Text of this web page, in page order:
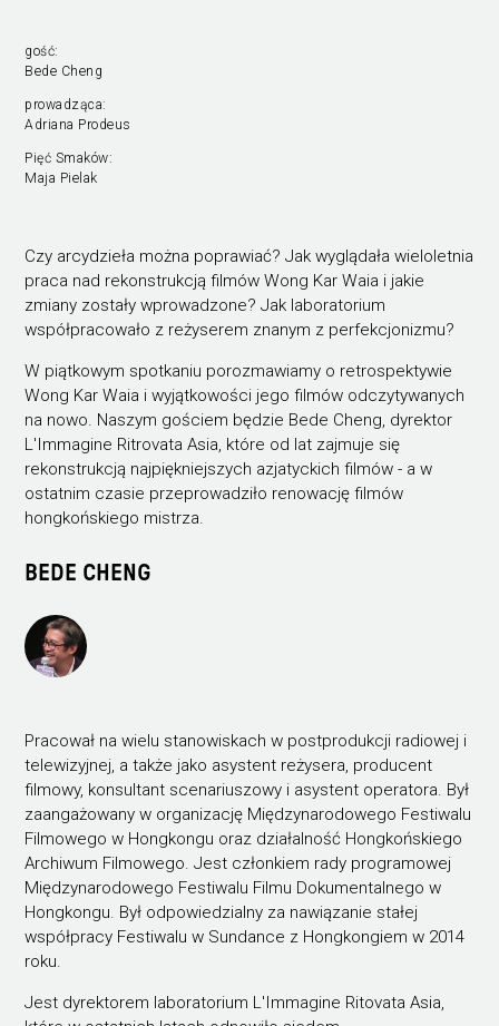
gość:
Bede Cheng
prowadząca:
Adriana Prodeus
Pięć Smaków:
Maja Pielak
Czy arcydzieła można poprawiać? Jak wyglądała wieloletnia
praca nad rekonstrukcją filmów Wong Kar Waia i jakie
zmiany zostały wprowadzone? Jak laboratorium
współpracowało z reżyserem znanym z perfekcjonizmu?
W piątkowym spotkaniu porozmawiamy o retrospektywie
Wong Kar Waia i wyjątkowości jego filmów odczytywanych
na nowo. Naszym gościem będzie Bede Cheng, dyrektor
L'Immagine Ritrovata Asia, które od lat zajmuje się
rekonstrukcją najpiękniejszych azjatyckich filmów - a w
ostatnim czasie przeprowadziło renowację filmów
hongkońskiego mistrza.
BEDE CHENG
Pracował na wielu stanowiskach w postprodukcji radiowej i
telewizyjnej, a także jako asystent reżysera, producent
filmowy, konsultant scenariuszowy i asystent operatora. Był
zaangażowany w organizację Międzynarodowego Festiwalu
Filmowego w Hongkongu oraz działalność Hongkońskiego
Archiwum Filmowego. Jest członkiem rady programowej
Międzynarodowego Festiwalu Filmu Dokumentalnego w
Hongkongu. Był odpowiedzialny za nawiązanie stałej
współpracy Festiwalu w Sundance z Hongkongiem w 2014
roku.
Jest dyrektorem laboratorium L'Immagine Ritovata Asia,